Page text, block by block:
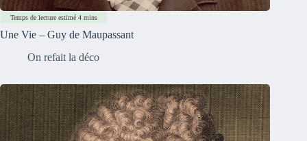
Une Vie – Guy de Maupassant
On refait la déco